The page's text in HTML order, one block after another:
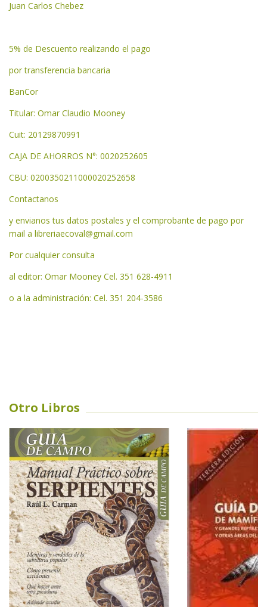
Juan Carlos Chebez
5% de Descuento realizando el pago
por transferencia bancaria
BanCor
Titular: Omar Claudio Mooney
Cuit: 20129870991
CAJA DE AHORROS N°: 0020252605
CBU: 0200350211000020252658
Contactanos
y envianos tus datos postales y el comprobante de pago por
mail a libreriaecoval@gmail.com
Por cualquier consulta
al editor: Omar Mooney Cel. 351 628-4911
o a la administración: Cel. 351 204-3586
Otro Libros